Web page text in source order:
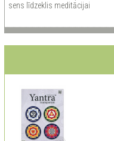
sens līdzeklis meditācijai